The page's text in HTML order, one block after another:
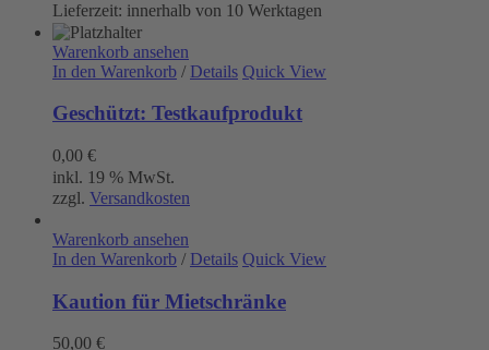
Lieferzeit: innerhalb von 10 Werktagen
Warenkorb ansehen
In den Warenkorb / Details Quick View
Geschützt: Testkaufprodukt
0,00 €
inkl. 19 % MwSt.
zzgl. Versandkosten
Warenkorb ansehen
In den Warenkorb / Details Quick View
Kaution für Mietschränke
50,00 €